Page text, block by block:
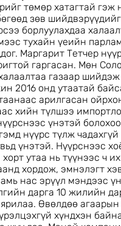
төмөр хатагтай
зөв
борлуулахдаа
тухайн үеийн
Маргарит Тетчер
гаргасан. Мөн
газаар
2016 онд утаатай
арилгасан
хийн түлшээ
үнэтэй
нүүрс түлж чадахгүй
үнэтэй. Нүүрснээс
утаа нь түүнээс ч
хордож, эмнэлэгт
нас эрүүл мэндээс
дарга 10 жилийн
Өвөлдөө
хүндхэн